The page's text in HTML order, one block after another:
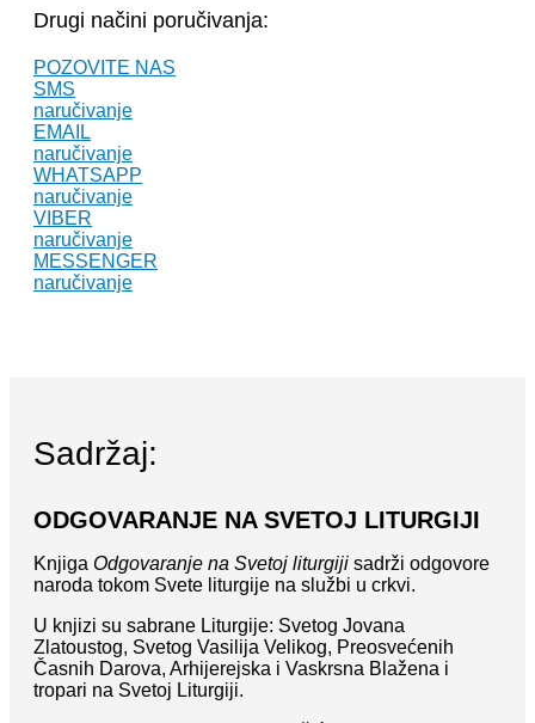
Drugi načini poručivanja:
POZOVITE NAS
SMS
naručivanje
EMAIL
naručivanje
WHATSAPP
naručivanje
VIBER
naručivanje
MESSENGER
naručivanje
Sadržaj:
ODGOVARANJE NA SVETOJ LITURGIJI
Knjiga Odgovaranje na Svetoj liturgiji sadrži odgovore
naroda tokom Svete liturgije na službi u crkvi.
U knjizi su sabrane Liturgije: Svetog Jovana
Zlatoustog, Svetog Vasilija Velikog, Preosvećenih
Časnih Darova, Arhijerejska i Vaskrsna Blažena i
tropari na Svetoj Liturgiji.